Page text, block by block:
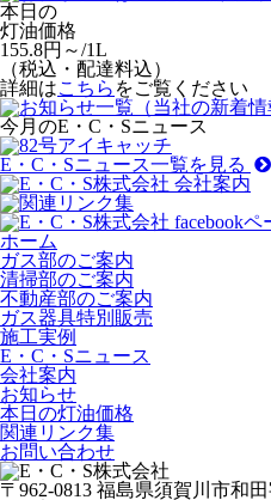
本日の
灯油価格
155.8円～/1L
（税込・配達料込）
詳細はこちら をご覧ください
今月のE・C・Sニュース
E・C・Sニュース一覧を見る
ホーム
ガス部のご案内
清掃部のご案内
不動産部のご案内
ガス器具特別販売
施工実例
E・C・Sニュース
会社案内
お知らせ
本日の灯油価格
関連リンク集
お問い合わせ
〒962-0813 福島県須賀川市和田